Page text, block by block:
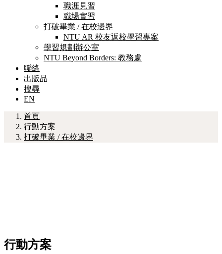
職涯見習
職場實習
打破畢業 / 在校邊界
NTU AR 校友返校學習專案
學習規劃辦公室
NTU Beyond Borders: 教務處
聯絡
出版品
搜尋
EN
首頁
行動方案
打破畢業 / 在校邊界
行動方案